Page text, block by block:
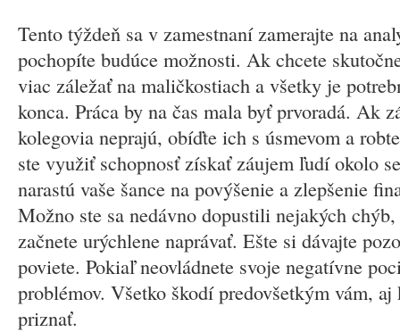
Tento týždeň sa v zamestnaní zamerajte na
pochopíte budúce možnosti. Ak chcete
viac záležať na maličkostiach a všetky je
konca. Práca by na čas mala byť prvoradá. Ak
kolegovia neprajú, obíďte ich s úsmevom a
ste využiť schopnosť získať záujem ľudí okolo
narastú vaše šance na povýšenie a zlepšenie
Možno ste sa nedávno dopustili nejakých
začnete urýchlene naprávať. Ešte si dávajte
poviete. Pokiaľ neovládnete svoje negatívne
problémov. Všetko škodí predovšetkým vám, aj
priznať.